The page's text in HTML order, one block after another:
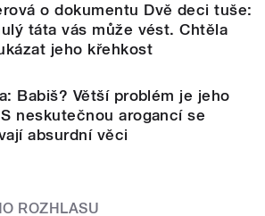
o dokumentu Dvě deci tuše:
táta vás může vést. Chtěla
jeho křehkost
Babiš? Větší problém je jeho
neskutečnou arogancí se
absurdní věci
ROZHLASU